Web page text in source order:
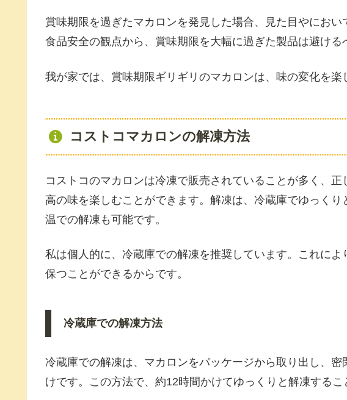
賞味期限を過ぎたマカロンを発見した場合、見た目やにおい
食品安全の観点から、賞味期限を大幅に過ぎた製品は避ける
我が家では、賞味期限ギリギリのマカロンは、味の変化を楽
コストコマカロンの解凍方法
コストコのマカロンは冷凍で販売されていることが多く、
高の味を楽しむことができます。解凍は、冷蔵庫でゆっく
温での解凍も可能です。
私は個人的に、冷蔵庫での解凍を推奨しています。これに
保つことができるからです。
冷蔵庫での解凍方法
冷蔵庫での解凍は、マカロンをパッケージから取り出し、
けです。この方法で、約12時間かけてゆっくりと解凍するこ